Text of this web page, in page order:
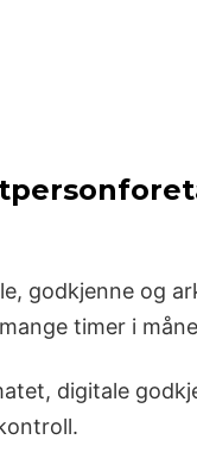
godkjenne og
timer i
digitale